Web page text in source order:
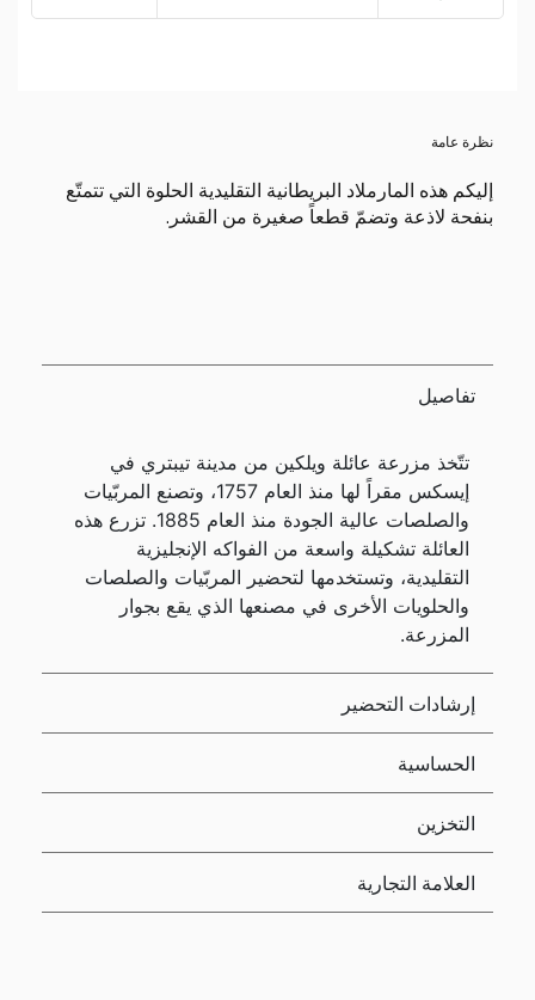
نظرة عامة
إليكم هذه المارملاد البريطانية التقليدية الحلوة التي تتمتّع
بنفحة لاذعة وتضمّ قطعاً صغيرة من القشر.
تفاصيل
تتّخذ مزرعة عائلة ويلكين من مدينة تيبتري في
إيسكس مقراً لها منذ العام 1757، وتصنع المربّيات
والصلصات عالية الجودة منذ العام 1885. تزرع هذه
العائلة تشكيلة واسعة من الفواكه الإنجليزية
التقليدية، وتستخدمها لتحضير المربّيات والصلصات
والحلويات الأخرى في مصنعها الذي يقع بجوار
المزرعة.
إرشادات التحضير
الحساسية
التخزين
العلامة التجارية